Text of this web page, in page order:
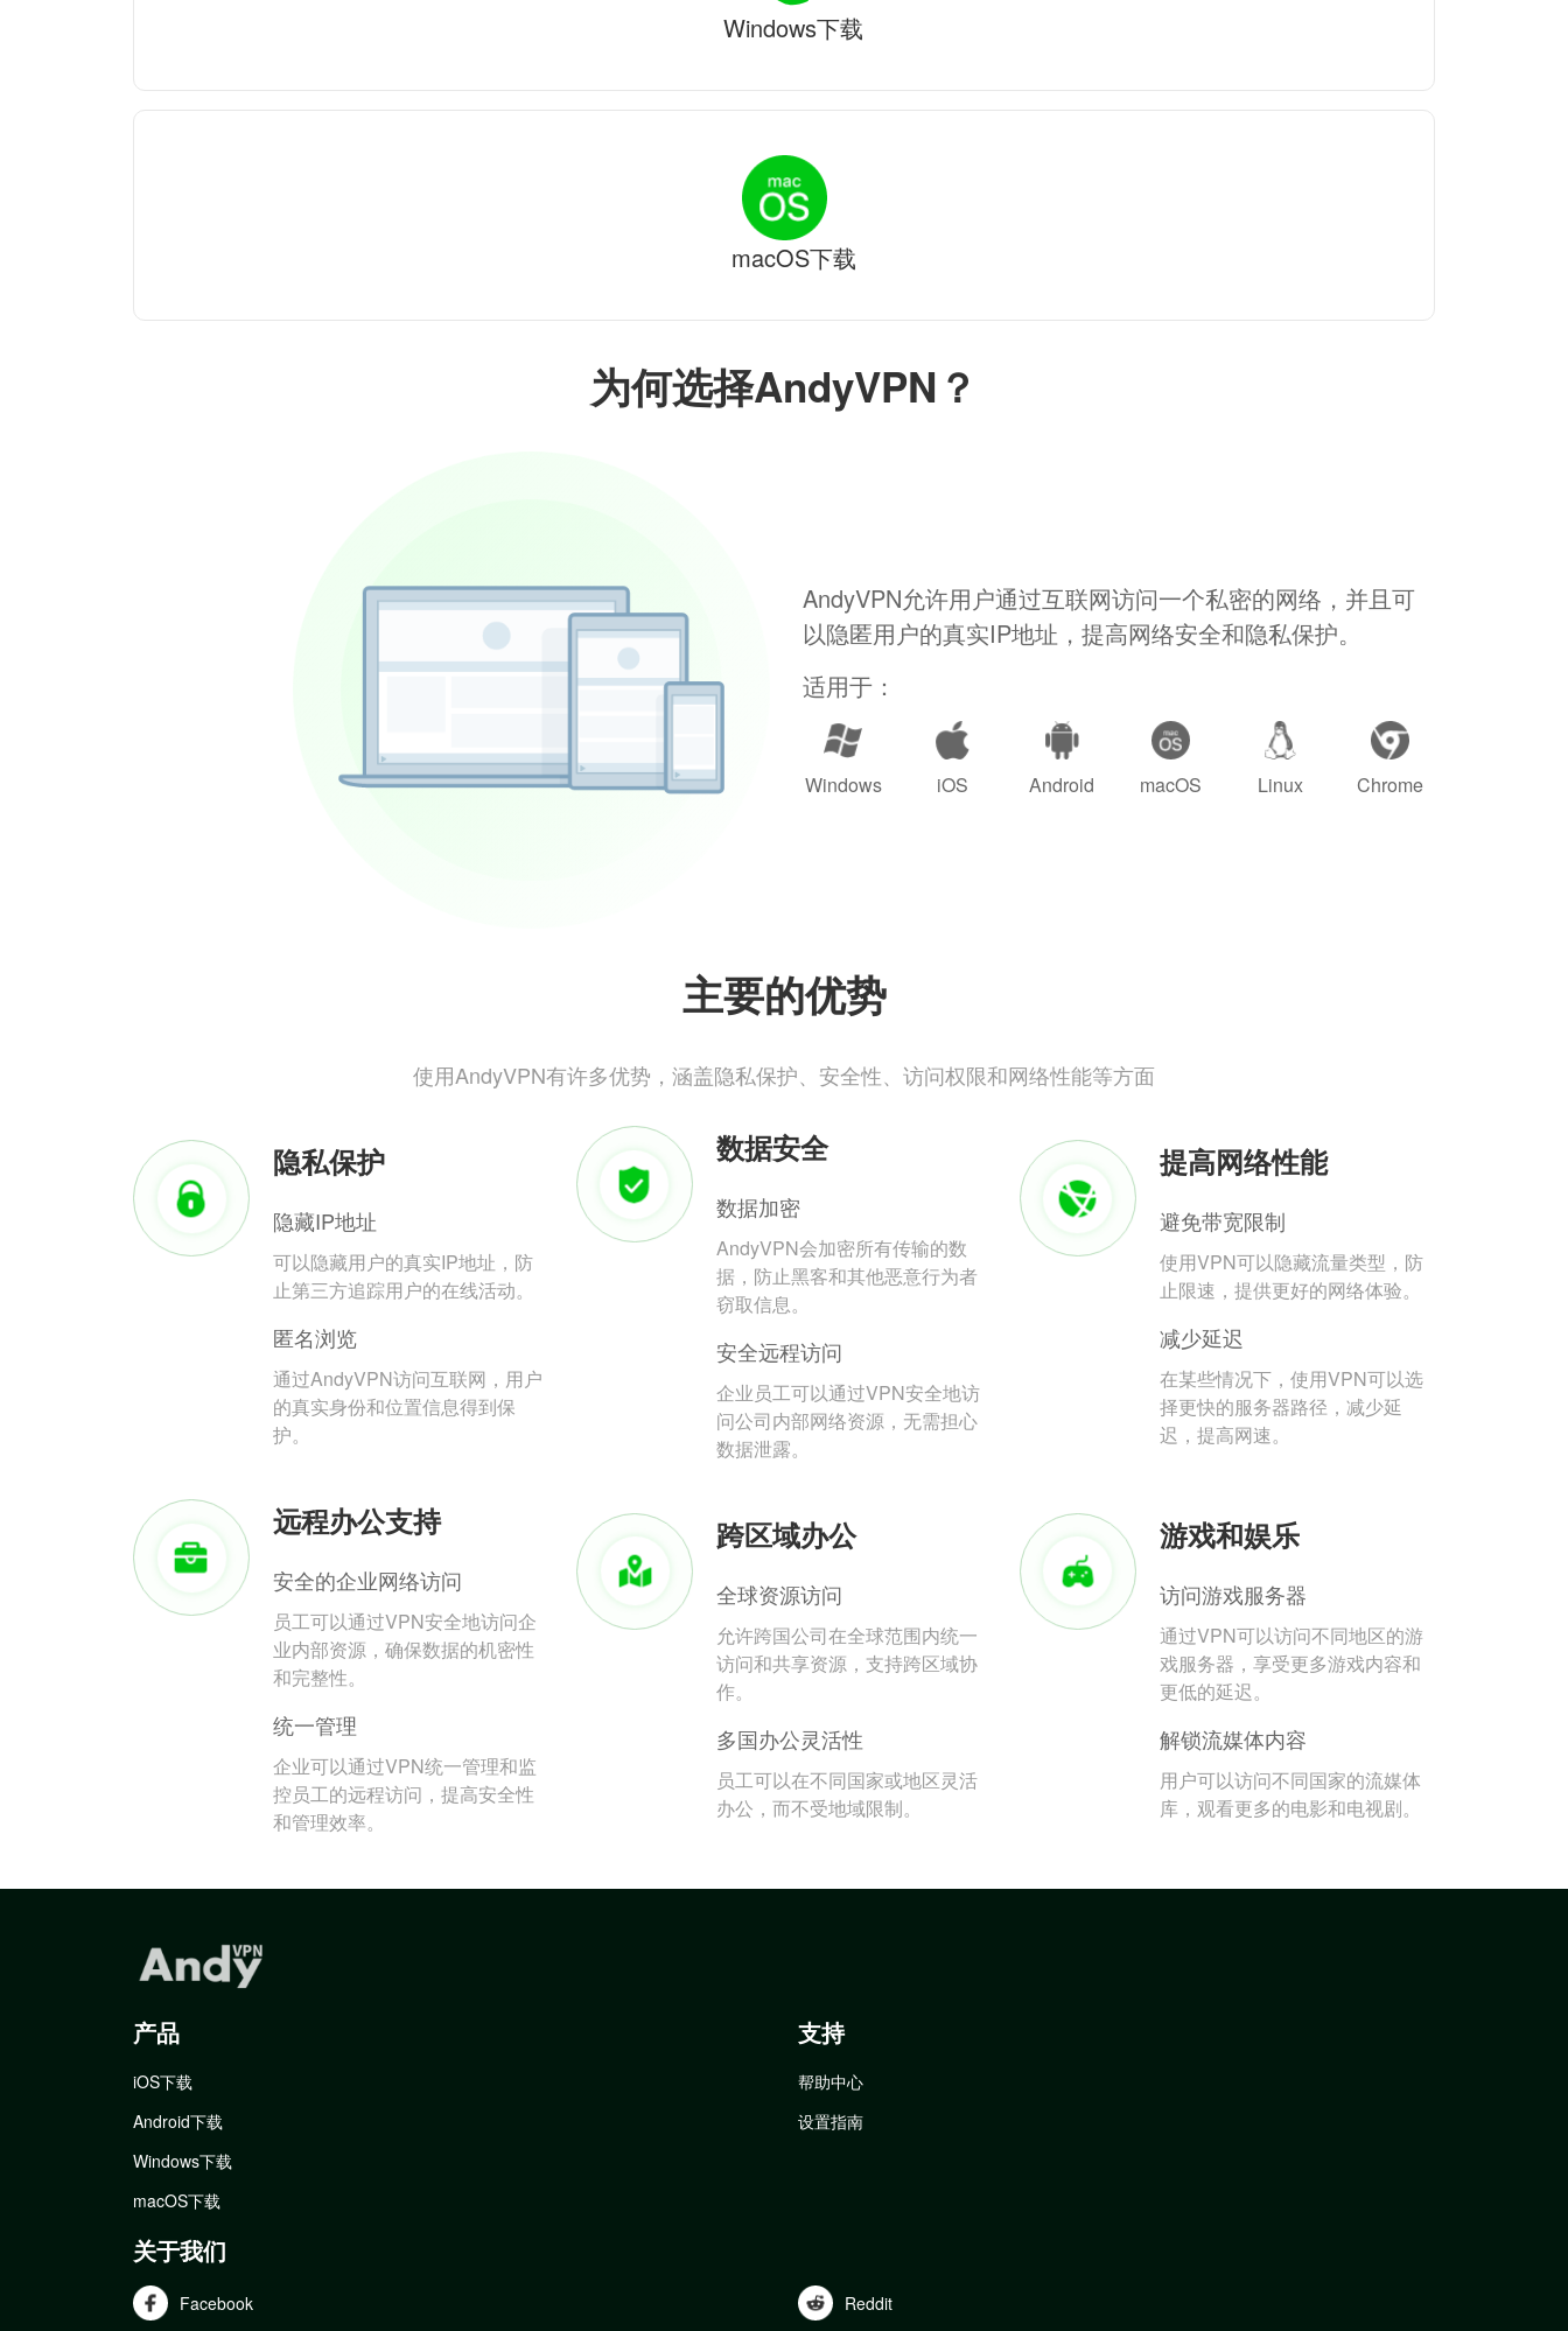
为何选择AndyVPN？
AndyVPN允许用户通过互联网访问一个私密的网络，并且可
以隐匿用户的真实IP地址，提高网络安全和隐私保护。
适用于：
Windows iOS Android macOS Linux Chrome
主要的优势
使用AndyVPN有许多优势，涵盖隐私保护、安全性、访问权限和网络性能等方面
隐私保护
隐藏IP地址
可以隐藏用户的真实IP地址，防
止第三方追踪用户的在线活动。
匿名浏览
通过AndyVPN访问互联网，用户
的真实身份和位置信息得到保
护。
数据安全
数据加密
AndyVPN会加密所有传输的数
据，防止黑客和其他恶意行为者
窃取信息。
安全远程访问
企业员工可以通过VPN安全地访
问公司内部网络资源，无需担心
数据泄露。
提高网络性能
避免带宽限制
使用VPN可以隐藏流量类型，防
止限速，提供更好的网络体验。
减少延迟
在某些情况下，使用VPN可以选
择更快的服务器路径，减少延
迟，提高网速。
远程办公支持
安全的企业网络访问
员工可以通过VPN安全地访问企
业内部资源，确保数据的机密性
和完整性。
统一管理
企业可以通过VPN统一管理和监
控员工的远程访问，提高安全性
和管理效率。
跨区域办公
全球资源访问
允许跨国公司在全球范围内统一
访问和共享资源，支持跨区域协
作。
多国办公灵活性
员工可以在不同国家或地区灵活
办公，而不受地域限制。
游戏和娱乐
访问游戏服务器
通过VPN可以访问不同地区的游
戏服务器，享受更多游戏内容和
更低的延迟。
解锁流媒体内容
用户可以访问不同国家的流媒体
库，观看更多的电影和电视剧。
Windows下载
macOS下载
产品
iOS下载
Android下载
Windows下载
macOS下载
支持
帮助中心
设置指南
关于我们
Facebook Reddit